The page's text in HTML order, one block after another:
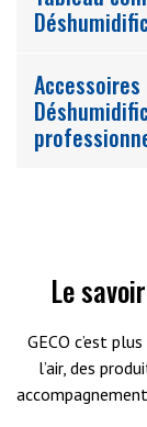
Le
GECO c’est
l’air, des